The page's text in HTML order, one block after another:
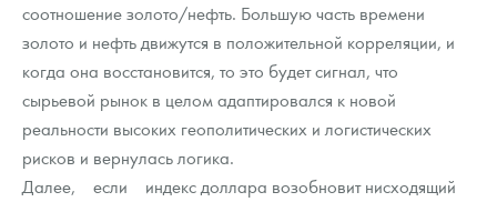
соотношение золото/нефть. Большую часть времени
золото и нефть движутся в положительной корреляции, и
когда она восстановится, то это будет сигнал, что
сырьевой рынок в целом адаптировался к новой
реальности высоких геополитических и логистических
рисков и вернулась логика.
Далее, если индекс доллара возобновит нисходящий